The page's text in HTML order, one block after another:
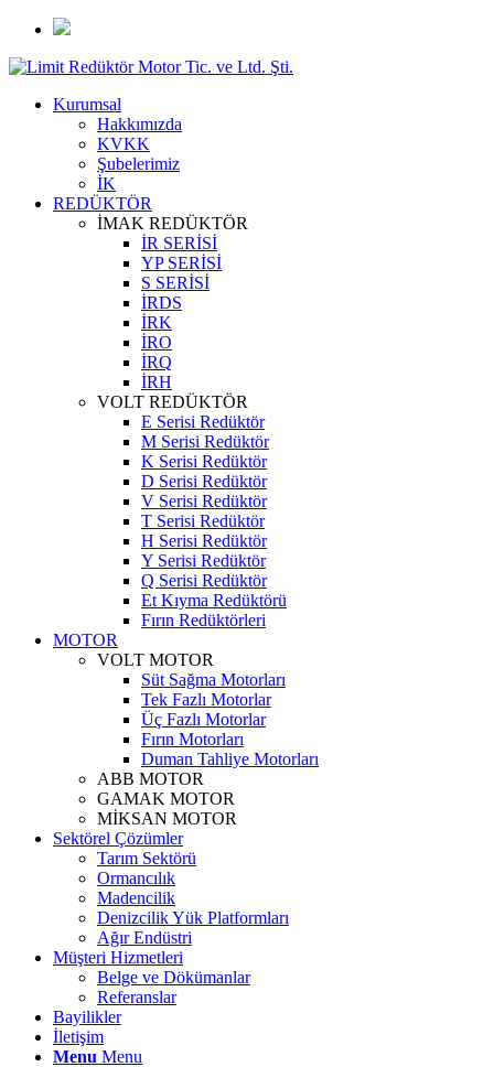
Kurumsal
Hakkımızda
KVKK
Şubelerimiz
İK
REDÜKTÖR
İMAK REDÜKTÖR
İR SERİSİ
YP SERİSİ
S SERİSİ
İRDS
İRK
İRO
İRQ
İRH
VOLT REDÜKTÖR
E Serisi Redüktör
M Serisi Redüktör
K Serisi Redüktör
D Serisi Redüktör
V Serisi Redüktör
T Serisi Redüktör
H Serisi Redüktör
Y Serisi Redüktör
Q Serisi Redüktör
Et Kıyma Redüktörü
Fırın Redüktörleri
MOTOR
VOLT MOTOR
Süt Sağma Motorları
Tek Fazlı Motorlar
Üç Fazlı Motorlar
Fırın Motorları
Duman Tahliye Motorları
ABB MOTOR
GAMAK MOTOR
MİKSAN MOTOR
Sektörel Çözümler
Tarım Sektörü
Ormancılık
Madencilik
Denizcilik Yük Platformları
Ağır Endüstri
Müşteri Hizmetleri
Belge ve Dökümanlar
Referanslar
Bayilikler
İletişim
Menu Menu